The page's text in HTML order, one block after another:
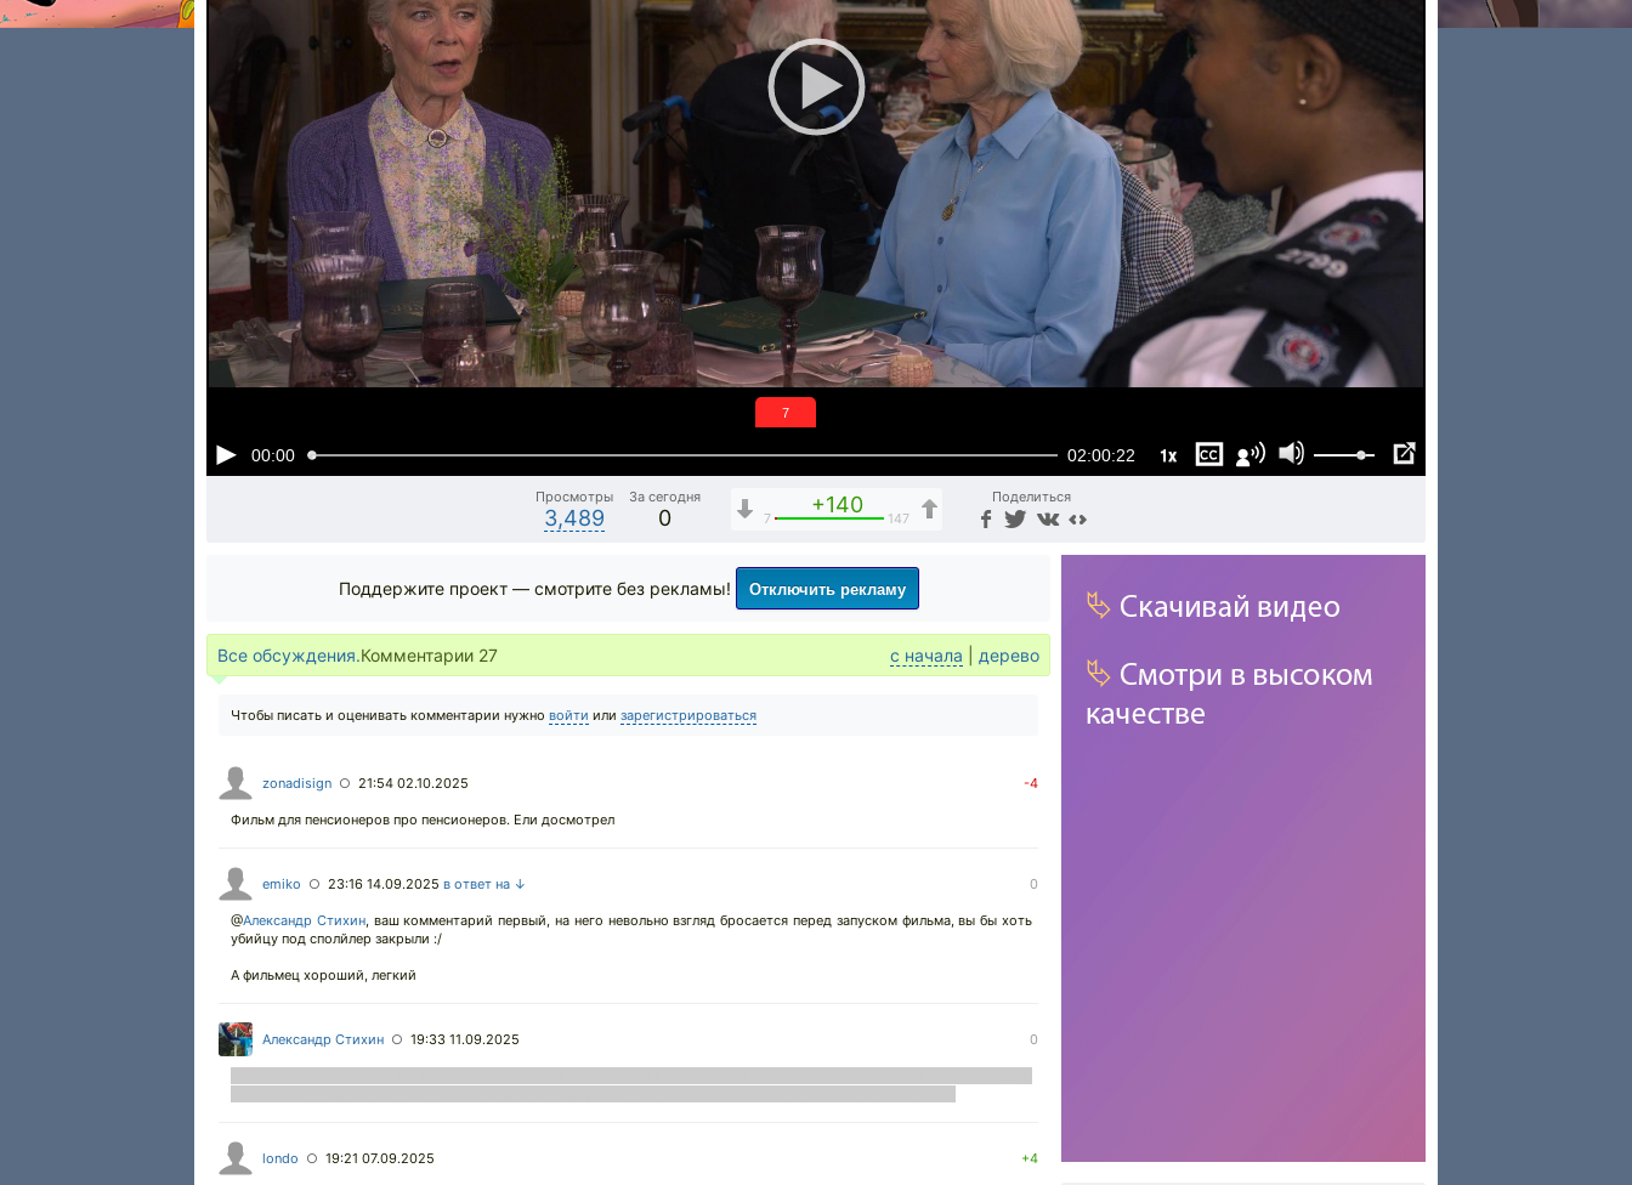
00:00 02:00:22 1x
6
Просмотры
3,489
За сегодня
0
+140
7 147
Поделиться
Поддержите проект — смотрите без рекламы! Отключить рекламу
Все обсуждения.Комментарии 27 с начала дерево
Чтобы писать и оценивать комментарии нужно войти или зарегистрироваться
zonadisign ○ 21:54 02.10.2025 -4
Фильм для пенсионеров про пенсионеров. Ели досмотрел
emiko ○ 23:16 14.09.2025 в ответ на ↓ 0
@Александр Стихин,ваш комментарий первый, на него невольно взгляд бросается перед запуском фильма, вы бы хоть
убийцу под сполйлер закрыли :/
А фильмец хороший, легкий
Александр Стихин ○ 19:33 11.09.2025 0
londo ○ 19:21 07.09.2025 +4